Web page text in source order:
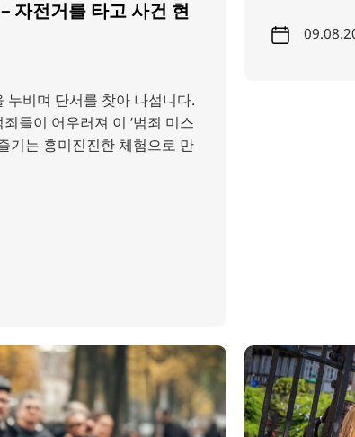
자전거를 타고 사건 현
누비며 단서를 찾아 나섭니다.
들이 어우러져 이 ‘범죄 미스
기는 흥미진진한 체험으로 만